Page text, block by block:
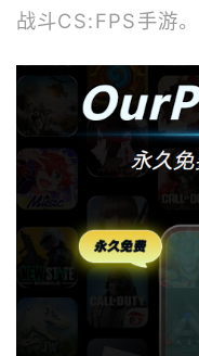
战斗CS:FPS手游。